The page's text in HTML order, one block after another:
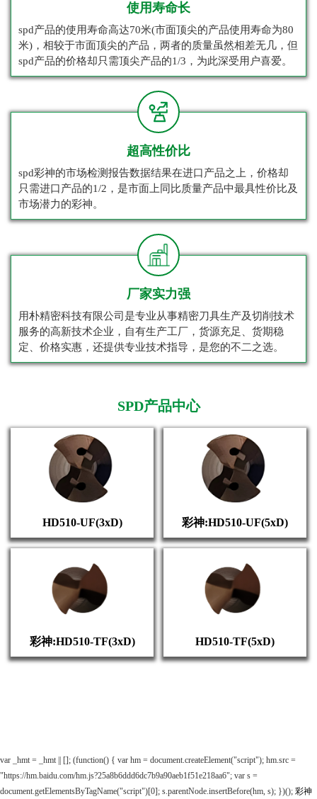
使用寿命长
spd产品的使用寿命高达70米(市面顶尖的产品使用寿命为80
米)，相较于市面顶尖的产品，两者的质量虽然相差无几，但
spd产品的价格却只需顶尖产品的1/3，为此深受用户喜爱。
超高性价比
spd彩神的市场检测报告数据结果在进口产品之上，价格却
只需进口产品的1/2，是市面上同比质量产品中最具性价比及
市场潜力的彩神。
厂家实力强
用朴精密科技有限公司是专业从事精密刀具生产及切削技术
服务的高新技术企业，自有生产工厂，货源充足、货期稳
定、价格实惠，还提供专业技术指导，是您的不二之选。
SPD产品中心
HD510-UF(3xD) 彩神:HD510-UF(5xD)
彩神:HD510-TF(3xD) HD510-TF(5xD)
var _hmt = _hmt || []; (function() { var hm = document.createElement("script"); hm.src =
"https://hm.baidu.com/hm.js?25a8b6ddd6dc7b9a90aeb1f51e218aa6"; var s =
document.getElementsByTagName("script")[0]; s.parentNode.insertBefore(hm, s); })(); 彩神